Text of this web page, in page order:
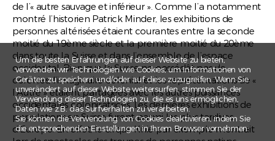
de l’« autre sauvage et inférieur ». Comme l’a notamment
montré l’historien Patrick Minder, les exhibitions de
personnes altérisées étaient courantes entre la seconde
moitié du 19ème siècle et la première moitié du 20ème
dans toute la Suisse et dans l’ensemble de l’espace
occidental. Bien que la Suisse ne possédât pas de
colonies, l’imaginaire colonial et les représentations de «
l’Autre » étaient partagées avec les autres puissances
occidentales colonisatrices. Les dernières exhibitions de
populations en Suisse furent parmi les plus tardives
d’Europe. En effet, le cirque Knie par exemple montrait
Um die besten Erfahrungen auf dieser Website zu bieten,
verwenden wir Technologien wie Cookies, um Informationen von
Geräten zu speichern und/oder auf diese zuzugreifen. Wenn Sie
unverändert auf dieser Website weitersurfen, stimmen Sie der
Verwendung dieser Technologien zu, die es uns ermöglichen,
Daten wie z.B. das Surfverhalten zu verarbeiten.
Sie können die Verwendung von Cookies deaktivieren, indem Sie
die entsprechenden Einstellungen in Ihrem Browser vornehmen: